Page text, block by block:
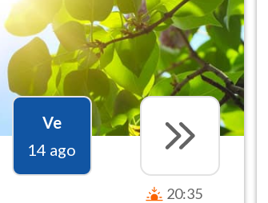
Ve
14 ago
20:35